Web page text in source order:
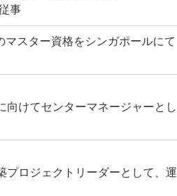
事
スター資格をシンガポールにて
向けてセンターマネージャーとし
プロジェクトリーダーとして、運